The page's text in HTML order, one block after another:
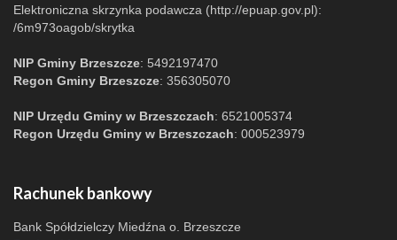
Elektroniczna skrzynka podawcza (http://epuap.gov.pl):
/6m973oagob/skrytka
NIP Gminy Brzeszcze: 5492197470
Regon Gminy Brzeszcze: 356305070
NIP Urzędu Gminy w Brzeszczach: 6521005374
Regon Urzędu Gminy w Brzeszczach: 000523979
Rachunek bankowy
Bank Spółdzielczy Miedźna o. Brzeszcze